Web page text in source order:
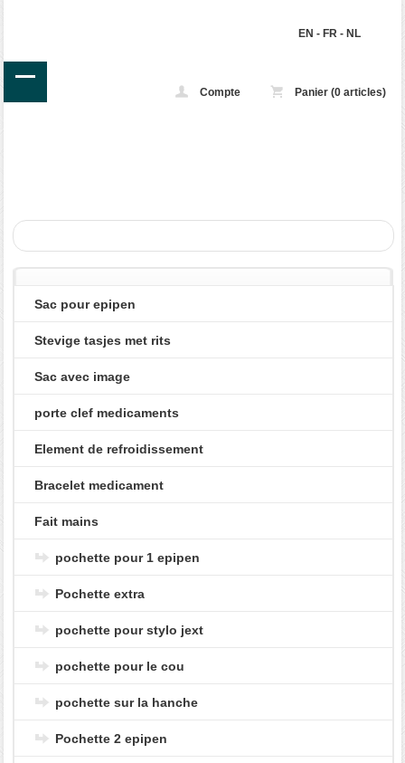
EN - FR- NL
Compte Panier (0 articles)
Sac pour epipen
Stevige tasjes met rits
Sac avec image
porte clef medicaments
Element de refroidissement
Bracelet medicament
Fait mains
pochette pour 1 epipen
Pochette extra
pochette pour stylo jext
pochette pour le cou
pochette sur la hanche
Pochette 2 epipen